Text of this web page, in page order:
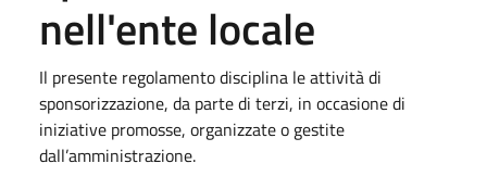
nell'ente locale
Il presente regolamento disciplina le attività di
sponsorizzazione, da parte di terzi, in occasione di
iniziative promosse, organizzate o gestite
dall’amministrazione.